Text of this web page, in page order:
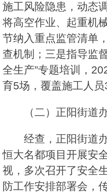
施工风险隐患，动态
将高空作业、起重机
节纳入重点监管清单
查机制；三是指导监
全生产”专题培训，
育5场，覆盖施工人员
（二）正阳街道
经查，正阳街道
恒大名都项目开展安
视，多次召开了安全
防工作安排部署会，